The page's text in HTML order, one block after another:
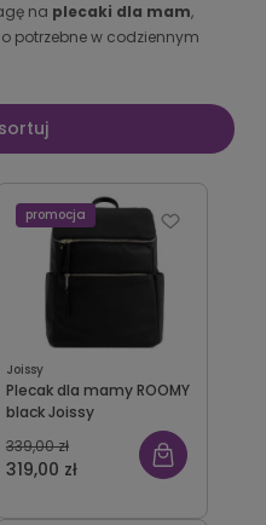
na plecaki dla mam,
potrzebne w codziennym
Joissy
Plecak dla mamy ROOMY
black Joissy
319,00 zł
339,00 zł
promocja